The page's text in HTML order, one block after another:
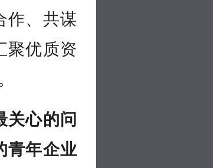
作、共谋
聚优质资
关心的问
青年企业